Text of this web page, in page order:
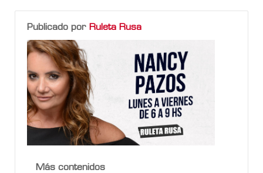
Publicado por Ruleta Rusa
Más contenidos